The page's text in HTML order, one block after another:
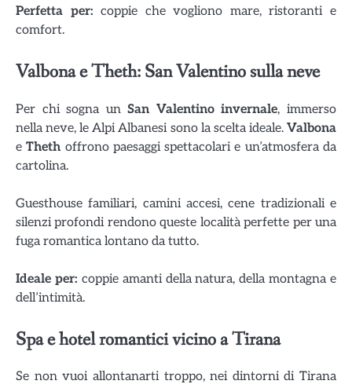
Perfetta per: coppie che vogliono mare, ristoranti e
comfort.
Valbona e Theth: San Valentino sulla neve
Per chi sogna unSan Valentino invernale, immerso
nella neve, le Alpi Albanesi sono la scelta ideale. Valbona
eTheth offrono paesaggi spettacolari e un’atmosfera da
cartolina.
Guesthouse familiari, camini accesi, cene tradizionali e
silenzi profondi rendono queste località perfette per una
fuga romantica lontano da tutto.
Ideale per: coppie amanti della natura, della montagna e
dell’intimità.
Spa e hotel romantici vicino a Tirana
Se non vuoi allontanarti troppo, nei dintorni di Tirana